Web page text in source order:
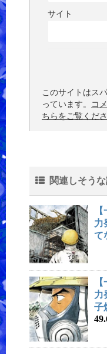
サイト
このサイトはス
っています。
コ
ちらをご覧くだ
関連しそう
力
て
力
子